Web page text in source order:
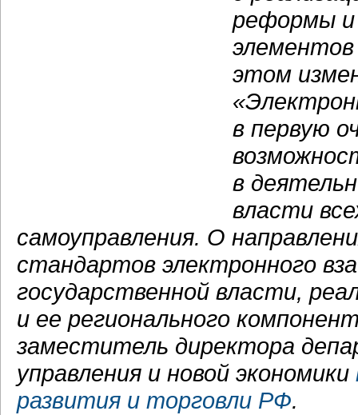
реформы и
этом
в первую
в
власти
самоуправления. О
стандартов электронного
государственной власти,
и ее регионального
заместитель директора
управления и новой экономики
развития и торговли РФ.